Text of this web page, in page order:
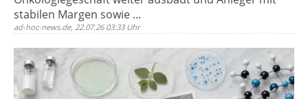
stabilen Margen sowie ...
ad-hoc-news.de, 22.07.26 03:33 Uhr